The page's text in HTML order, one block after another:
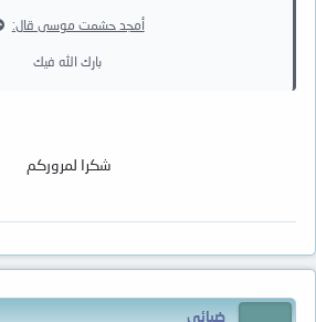
أمجد حشمت موسى قال:
بارك الله فيك
شكرا لمروركم
ضيائي